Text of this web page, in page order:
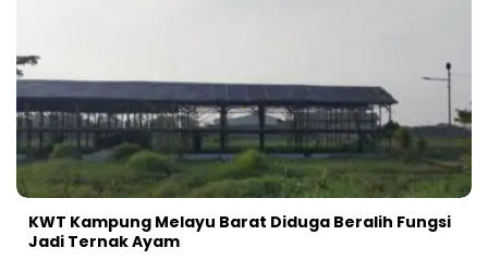
KWT Kampung Melayu Barat Diduga Beralih Fungsi
Jadi Ternak Ayam